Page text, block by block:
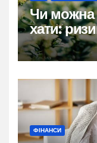
Чи можна
хати:
ФІНАНСИ